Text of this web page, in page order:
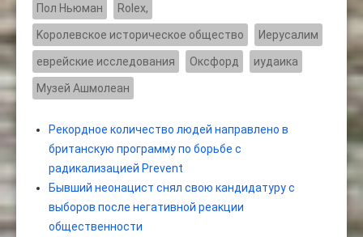
Пол Ньюман Rolex,
Kоролевское историческое общество Иерусалим
еврейские исследования Оксфорд иудаика
Музей Ашмолеан
Рекордное количество людей направлено в
британскую программу по борьбе с
радикализацией Prevent
Бывший неонацист снял свою кандидатуру с
выборов после негативной реакции
общественности